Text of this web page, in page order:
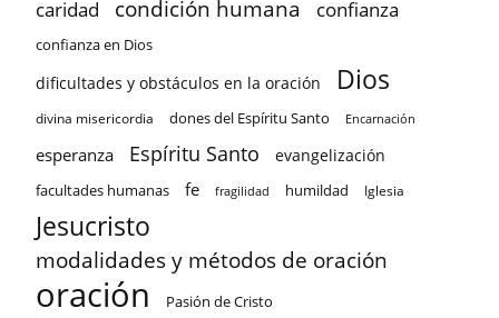
caridad condición humana confianza
confianza en Dios
dificultades y obstáculos en la oración Dios
divina misericordia dones del Espíritu Santo Encarnación
esperanza Espíritu Santo evangelización
facultades humanas fe fragilidad humildad Iglesia
Jesucristo
modalidades y métodos de oración
oración Pasión de Cristo